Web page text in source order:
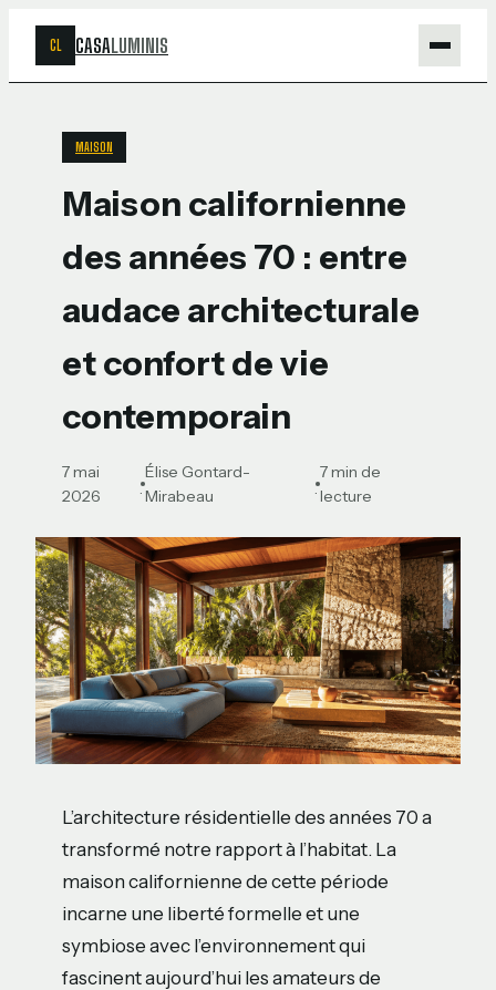
CL CASALUMINIS
MAISON
Maison californienne
des années 70 : entre
audace architecturale
et confort de vie
contemporain
7 mai
2026
·
Élise Gontard-
Mirabeau
·
7 min de
lecture
L’architecture résidentielle des années 70 a
transformé notre rapport à l’habitat. La
maison californienne de cette période
incarne une liberté formelle et une
symbiose avec l’environnement qui
fascinent aujourd’hui les amateurs de